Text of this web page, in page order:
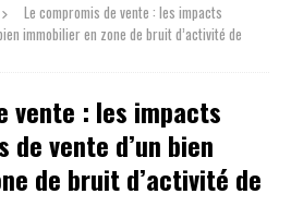
Le compromis de vente : les impacts
immobilier en zone de bruit d’activité de
vente : les impacts
vente d’un bien
de bruit d’activité de